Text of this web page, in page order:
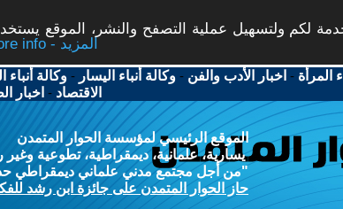
لكم ولتسهيل عملية التصفح والنشر، الموقع
More info - المزيد
المرأة - اخبار الأدب والفن -وكالة أنباء اليسار -وكالة أنباء
الاقتصاد - اخبار
الموقع الرئيسي لمؤسسة الحوار المتمدن
يسارية، علمانية، ديمقراطية، تطوعية وغير
"من أجل مجتمع مدني علماني ديمقراطي
حاز الحوار المتمدن على جائزة ابن رشد